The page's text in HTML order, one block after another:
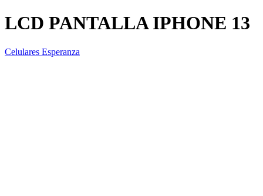
LCD PANTALLA IPHONE 13
Celulares Esperanza